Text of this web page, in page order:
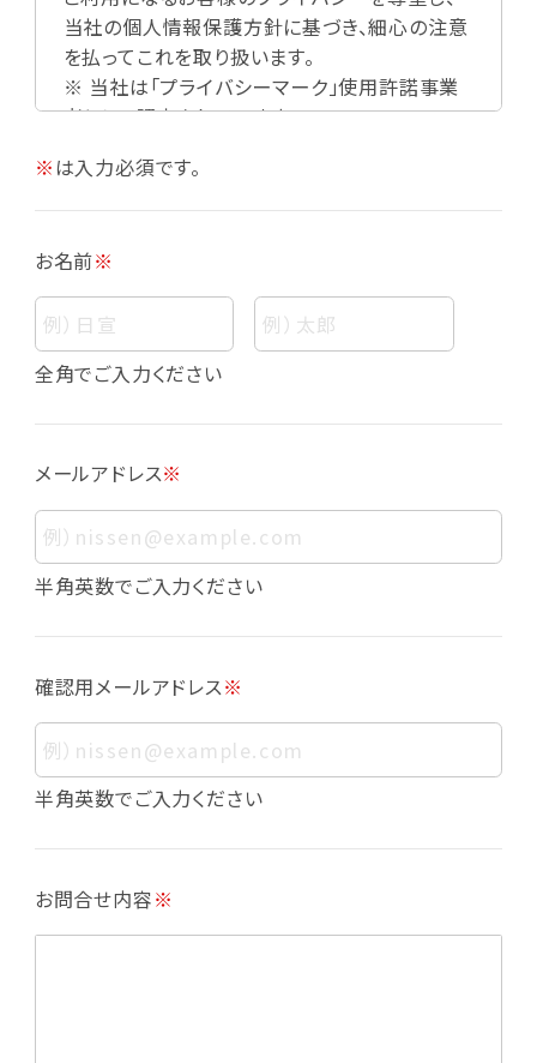
当社の個人情報保護方針に基づき、細心の注意
を払ってこれを取り扱います。
※ 当社は「プライバシーマーク」使用許諾事業
者として認定されています。
個人情報
個人情報とは、お客様個人に関する情報であっ
て、当該情報を構成する氏名、住所、電話番号、
す。また、その情報のみでは識別できない場合で
も、他の情報と容易に照合することで、結果的に
お客様個人を識別できるものも個人情報に含ま
れます。
個人情報の利用目的について
下の通りであり、これらの目的達成の範囲を超
えてお客様の個人情報を利用することはありま
せん。
・会員登録者の個人認証
・会員ポイントプログラムの運営
・メールマガジンの配信
・本サービスに関する規約等の変更の通知
※は入力必須です。
お名前※
全角でご入力ください
メールアドレス※
半角英数でご入力ください
確認用メールアドレス※
半角英数でご入力ください
お問合せ内容※